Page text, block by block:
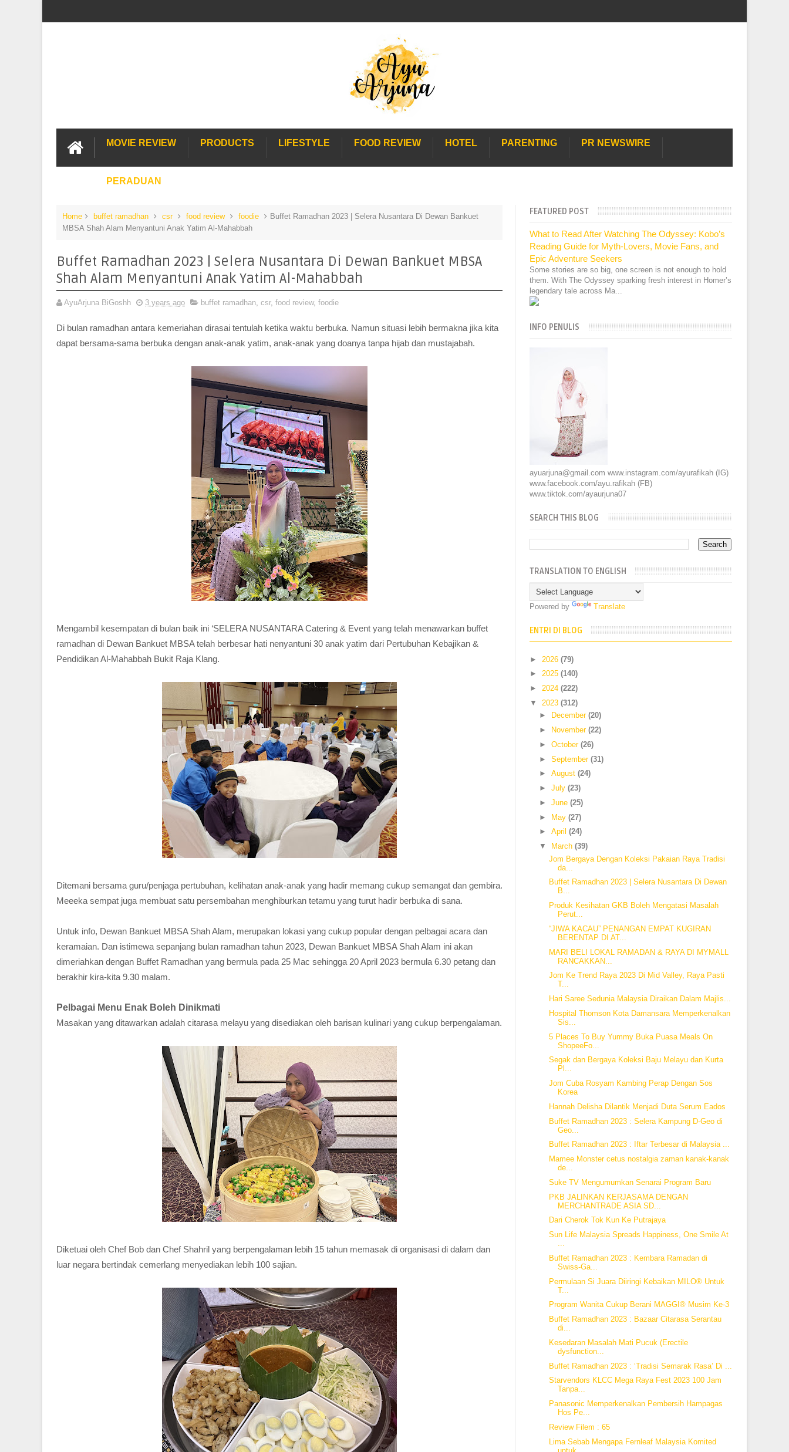
MOVIE REVIEW PRODUCTS LIFESTYLE FOOD REVIEW HOTEL PARENTING PR NEWSWIRE
PERADUAN
Home buffet ramadhan csr food review foodie
Buffet Ramadhan 2023 | Selera Nusantara Di Dewan Bankuet
MBSA Shah Alam Menyantuni Anak Yatim Al-Mahabbah
Buffet Ramadhan 2023 | Selera Nusantara Di Dewan Bankuet MBSA
Shah Alam Menyantuni Anak Yatim Al-Mahabbah
AyuArjuna BiGoshh 3 years ago buffet ramadhan, csr, food review, foodie
Di bulan ramadhan antara kemeriahan dirasai tentulah ketika waktu berbuka. Namun situasi lebih bermakna jika kita
dapat bersama-sama berbuka dengan anak-anak yatim, anak-anak yang doanya tanpa hijab dan mustajabah.
Mengambil kesempatan di bulan baik ini ‘SELERA NUSANTARA Catering & Event yang telah menawarkan buffet
ramadhan di Dewan Bankuet MBSA telah berbesar hati nenyantuni 30 anak yatim dari Pertubuhan Kebajikan &
Pendidikan Al-Mahabbah Bukit Raja Klang.
Ditemani bersama guru/penjaga pertubuhan, kelihatan anak-anak yang hadir memang cukup semangat dan gembira.
Meeeka sempat juga membuat satu persembahan menghiburkan tetamu yang turut hadir berbuka di sana.
Untuk info, Dewan Bankuet MBSA Shah Alam, merupakan lokasi yang cukup popular dengan pelbagai acara dan
keramaian. Dan istimewa sepanjang bulan ramadhan tahun 2023, Dewan Bankuet MBSA Shah Alam ini akan
dimeriahkan dengan Buffet Ramadhan yang bermula pada 25 Mac sehingga 20 April 2023 bermula 6.30 petang dan
berakhir kira-kita 9.30 malam.
Pelbagai Menu Enak Boleh Dinikmati
Masakan yang ditawarkan adalah citarasa melayu yang disediakan oleh barisan kulinari yang cukup berpengalaman.
Diketuai oleh Chef Bob dan Chef Shahril yang berpengalaman lebih 15 tahun memasak di organisasi di dalam dan
luar negara bertindak cemerlang menyediakan lebih 100 sajian.
FEATURED POST
What to Read After Watching The Odyssey: Kobo’s
Reading Guide for Myth-Lovers, Movie Fans, and
Epic Adventure Seekers
Some stories are so big, one screen is not enough to hold
them. With The Odyssey sparking fresh interest in Homer’s
legendary tale across Ma...
INFO PENULIS
ayuarjuna@gmail.com www.instagram.com/ayurafikah (IG)
www.facebook.com/ayu.rafikah (FB)
www.tiktok.com/ayaurjuna07
SEARCH THIS BLOG
TRANSLATION TO ENGLISH
Powered by Translate
ENTRI DI BLOG
► 2026(79)
►2025(140)
►2024(222)
▼ 2023(312)
►
December (20)
►
November (22)
► October (26)
► September (31)
► August (24)
► July (23)
► June (25)
► May (27)
► April (24)
▼
March (39)
Jom Bergaya Dengan Koleksi Pakaian Raya Tradisi
da...
Buffet Ramadhan 2023 | Selera Nusantara Di Dewan
B...
Produk Kesihatan GKB Boleh Mengatasi Masalah
Perut...
“JIWA KACAU” PENANGAN EMPAT KUGIRAN
BERENTAP DI AT...
MARI BELI LOKAL RAMADAN & RAYA DI MYMALL
RANCAKKAN...
Jom Ke Trend Raya 2023 Di Mid Valley, Raya Pasti
T...
Hari Saree Sedunia Malaysia Diraikan Dalam Majlis...
Hospital Thomson Kota Damansara Memperkenalkan
Sis...
5 Places To Buy Yummy Buka Puasa Meals On
ShopeeFo...
Segak dan Bergaya Koleksi Baju Melayu dan Kurta
Pl...
Jom Cuba Rosyam Kambing Perap Dengan Sos
Korea
Hannah Delisha Dilantik Menjadi Duta Serum Eados
Buffet Ramadhan 2023 : Selera Kampung D-Geo di
Geo...
Buffet Ramadhan 2023 : Iftar Terbesar di Malaysia ...
Mamee Monster cetus nostalgia zaman kanak-kanak
de...
Suke TV Mengumumkan Senarai Program Baru
PKB JALINKAN KERJASAMA DENGAN
MERCHANTRADE ASIA SD...
Dari Cherok Tok Kun Ke Putrajaya
Sun Life Malaysia Spreads Happiness, One Smile At
...
Buffet Ramadhan 2023 : Kembara Ramadan di
Swiss-Ga...
Permulaan Si Juara Diiringi Kebaikan MILO® Untuk
T...
Program Wanita Cukup Berani MAGGI® Musim Ke-3
Buffet Ramadhan 2023 : Bazaar Citarasa Serantau
di...
Kesedaran Masalah Mati Pucuk (Erectile
dysfunction...
Buffet Ramadhan 2023 : ‘Tradisi Semarak Rasa’ Di ...
Starvendors KLCC Mega Raya Fest 2023 100 Jam
Tanpa...
Panasonic Memperkenalkan Pembersih Hampagas
Hos Pe...
Review Filem : 65
Lima Sebab Mengapa Fernleaf Malaysia Komited
untuk...